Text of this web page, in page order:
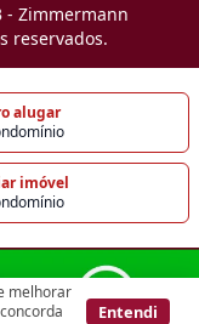
melhorar
Entendi
alugar
imóvel
- Zimmermann
reservados.